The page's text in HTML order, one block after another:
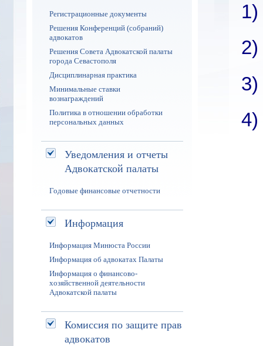
Регистрационные документы
Решения Конференций (собраний)
адвокатов
Решения Совета Адвокатской палаты
города Севастополя
Дисциплинарная практика
Минимальные ставки
вознаграждений
Политика в отношении обработки
персональных данных
Уведомления и отчеты
Адвокатской палаты
Годовые финансовые отчетности
Информация
Информация Минюста России
Информация об адвокатах Палаты
Информация о финансово-
хозяйственной деятельности
Адвокатской палаты
Комиссия по защите прав
адвокатов